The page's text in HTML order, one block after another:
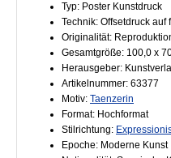
Typ: Poster Kunstdruck
Technik: Offsetdruck auf
Originalität:
Gesamtgröße: 100,0 x
Herausgeber:
Artikelnummer: 63377
Motiv: Taenzerin
Format: Hochformat
Stilrichtung:
Epoche: Moderne Kunst